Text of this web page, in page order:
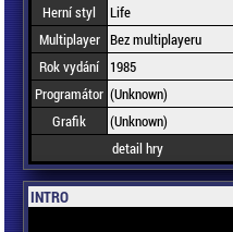
Herní styl
Life
Multiplayer Bez multiplayeru
Rok vydání
1985
Programátor (Unknown)
Grafik
(Unknown)
detail hry
INTRO